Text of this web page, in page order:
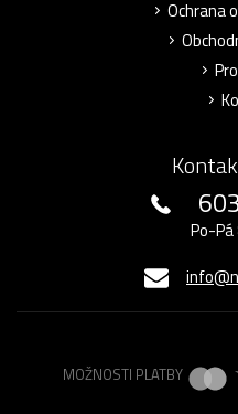
Ochrana
Po-
MOŽNOSTI PLATBY